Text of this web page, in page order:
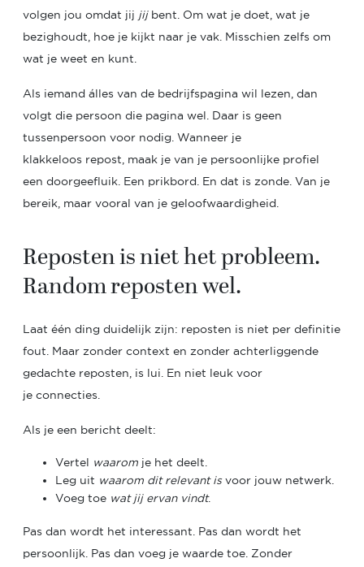
volgen jou omdat jij jijbent. Om wat je doet, wat je
bezighoudt, hoe je kijkt naar je vak. Misschien zelfs om
wat je weet en kunt.
Als iemand álles van de bedrijfspagina wil lezen, dan
volgt die persoon die pagina wel. Daar is geen
tussenpersoon voor nodig. Wanneer je
klakkeloos repost, maak je van je persoonlijke profiel
een doorgeefluik. Een prikbord. En dat is zonde. Van je
bereik, maar vooral van je geloofwaardigheid.
Reposten is niet het probleem.
Random reposten wel.
Laat één ding duidelijk zijn: reposten is niet per definitie
fout. Maar zonder context en zonder achterliggende
gedachte reposten, is lui. En niet leuk voor
je connecties.
Als je een bericht deelt:
Vertel waarom je het deelt.
Leg uit waarom dit relevant isvoor jouw netwerk.
Voeg toe wat jij ervan vindt.
Pas dan wordt het interessant. Pas dan wordt het
persoonlijk. Pas dan voeg je waarde toe. Zonder